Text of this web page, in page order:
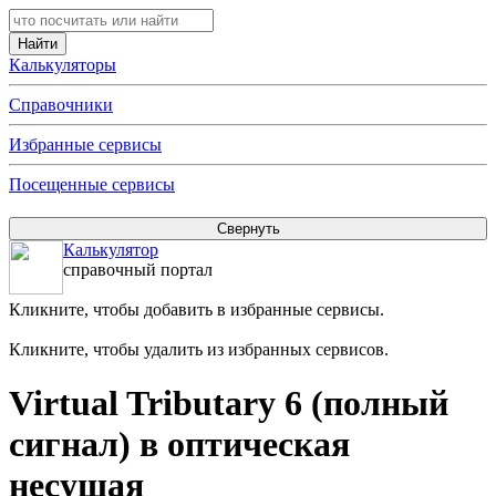
Калькуляторы
Справочники
Избранные сервисы
Посещенные сервисы
Калькулятор
справочный портал
Кликните, чтобы добавить в избранные сервисы.
Кликните, чтобы удалить из избранных сервисов.
Virtual Tributary 6 (полный
сигнал) в оптическая
несущая